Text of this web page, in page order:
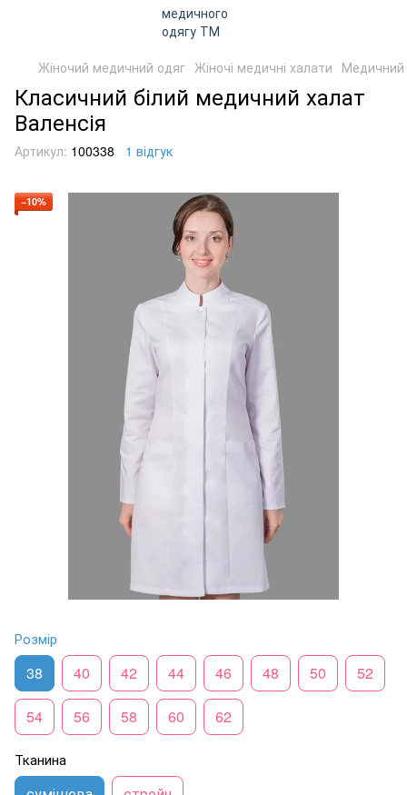
Жіночий медичний одяг Жіночі медичні халати Медичний
Класичний білий медичний халат
Валенсія
Артикул: 100338 1 відгук
−10%
Розмір
38 40 42 44 46 48 50 52
54 56 58 60 62
Тканина